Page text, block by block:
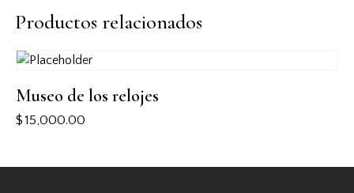
Productos relacionados
Museo de los relojes
$ 15,000.00